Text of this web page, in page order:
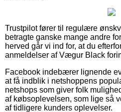
Trustpilot fører til regulære
betragte ganske mange andre
herved går vi ind for, at du
anmeldelser af Vægur Black
Facebook indebærer lignende
at få indblik i netshoppens
netshops som giver folk
af købsoplevelsen, som lige så
af tidligere kunders oplevelser.